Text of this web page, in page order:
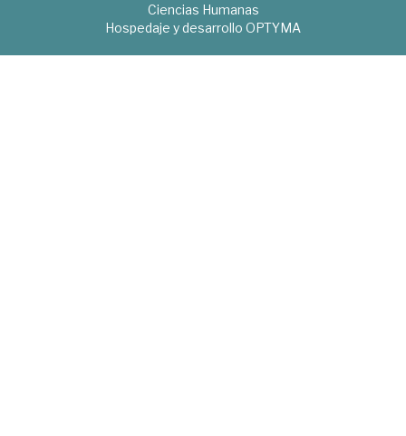
Ciencias Humanas
Hospedaje y desarrollo OPTYMA